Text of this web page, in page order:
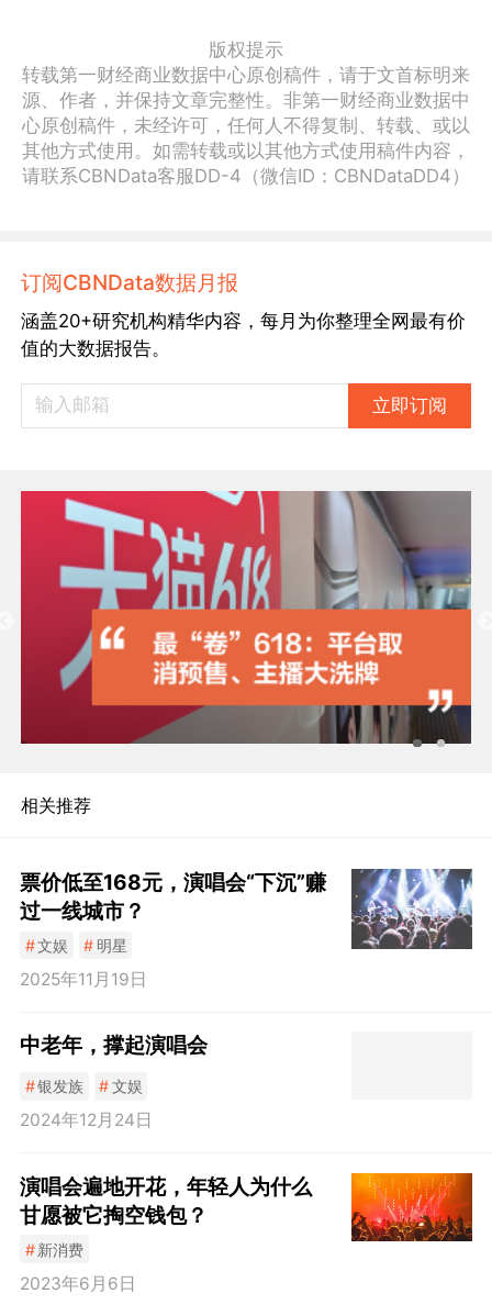
版权提示
转载第一财经商业数据中心原创稿件，请于文首标明来
源、作者，并保持文章完整性。非第一财经商业数据中
心原创稿件，未经许可，任何人不得复制、转载、或以
其他方式使用。如需转载或以其他方式使用稿件内容，
请联系CBNData客服DD-4（微信ID：CBNDataDD4）
订阅CBNData数据月报
涵盖20+研究机构精华内容，每月为你整理全网最有价
值的大数据报告。
立即订阅
相关推荐
票价低至168元，演唱会“下沉”赚
过一线城市？
#文娱 # 明星
2025年11月19日
中老年，撑起演唱会
#银发族 #文娱
2024年12月24日
演唱会遍地开花，年轻人为什么
甘愿被它掏空钱包？
#新消费
2023年6月6日